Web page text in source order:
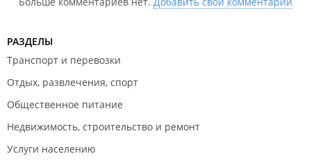
РАЗДЕЛЫ
Транспорт и перевозки
Отдых, развлечения, спорт
Общественное питание
Недвижимость, строительство и ремонт
Услуги населению